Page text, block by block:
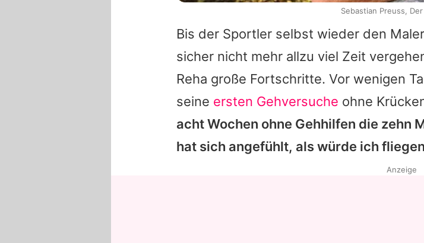
Bis der Sportler selbst wieder den
sicher nicht mehr allzu viel Zeit
Reha große Fortschritte. Vor wenigen
seine ersten Gehversuche ohne
acht Wochen ohne Gehhilfen die zehn
hat sich angefühlt, als würde ich
Sebastian Preuss,
Anzeige